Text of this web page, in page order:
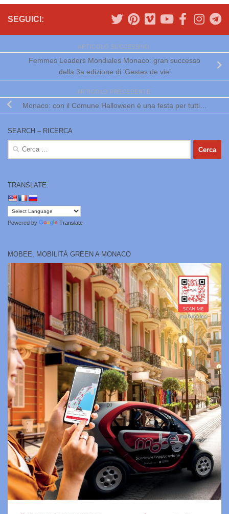
SEGUICI:
ARTICOLO SUCCESSIVO
Femmes Leaders Mondiales Monaco: gran successo
della 3a edizione di ‘Gestes de vie’
ARTICOLO PRECEDENTE
Monaco: con il Comune Halloween è una festa per tutti…
SEARCH – RICERCA
Ricerca
per:
TRANSLATE:
Powered by Translate
MOBEE, MOBILITÀ GREEN A MONACO